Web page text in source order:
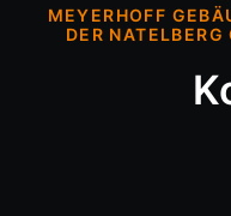
Kontakt
MEYERHOFF
DER